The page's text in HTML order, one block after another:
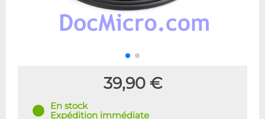
39,90 €
En stock
Expédition immédiate